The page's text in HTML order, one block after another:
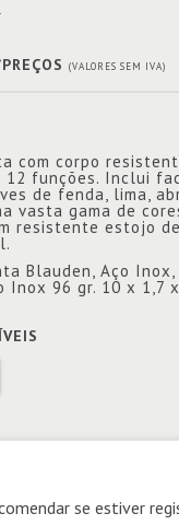
(VALORES SEM IVA)
com corpo
12 funções. Inclui
de fenda, lima,
vasta gama de
resistente estojo
Blauden, Aço
Inox 96 gr. 10 x 1,7
se estiver